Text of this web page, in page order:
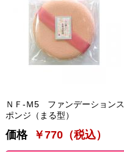
ＮＦ-Ｍ5 ファンデーションス
ポンジ（まる型）
価格 ￥770（税込）